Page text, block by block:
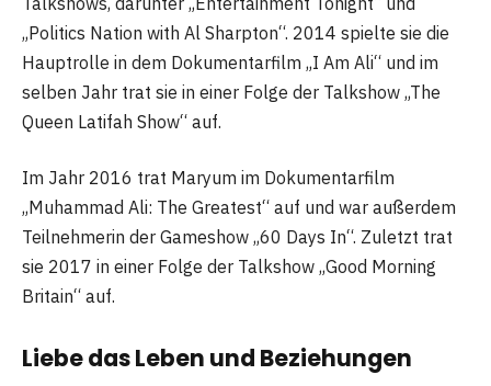
„Politics Nation with Al Sharpton“. 2014 spielte sie die
Hauptrolle in dem Dokumentarfilm „I Am Ali“ und im
selben Jahr trat sie in einer Folge der Talkshow „The
Queen Latifah Show“ auf.
Im Jahr 2016 trat Maryum im Dokumentarfilm
„Muhammad Ali: The Greatest“ auf und war außerdem
Teilnehmerin der Gameshow „60 Days In“. Zuletzt trat
sie 2017 in einer Folge der Talkshow „Good Morning
Britain“ auf.
Liebe das Leben und Beziehungen